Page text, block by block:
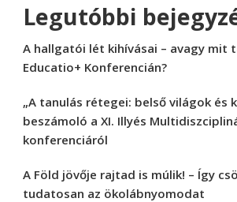
Legutóbbi
A hallgatói lét kihívásai – avagy mit
Educatio+ Konferencián?
„A tanulás rétegei: belső világok és
beszámoló a XI. Illyés
konferenciáról
A Föld jövője rajtad is múlik! – Így
tudatosan az ökolábnyomodat